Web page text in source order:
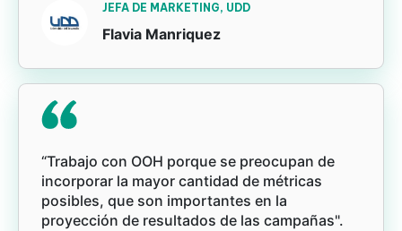
JEFA DE MARKETING, UDD
Flavia Manriquez
“Trabajo con OOH porque se preocupan de
incorporar la mayor cantidad de métricas
posibles, que son importantes en la
proyección de resultados de las campañas".